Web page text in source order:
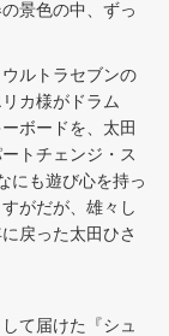
景色の中、ずっ
ルトラセブンの
カ様がドラム
ボードを、太田
トチェンジ・ス
にも遊び心を持っ
がだが、雄々し
戻った太田ひさ
て届けた『シュ